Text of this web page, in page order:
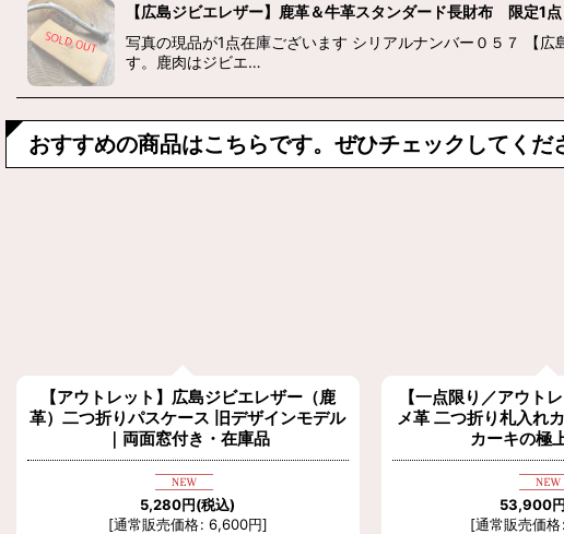
【広島ジビエレザー】鹿革＆牛革スタンダード長財布 限定1点
写真の現品が1点在庫ございます シリアルナンバー０５７ 【
す。鹿肉はジビエ…
おすすめの商品はこちらです。ぜひチェックしてくだ
【アウトレット】広島ジビエレザー（鹿
革）二つ折りパスケース 旧デザインモデル
｜両面窓付き・在庫品
5,280円(税込)
[通常販売価格: 6,600円]
【一点限り／アウト
メ革 二つ折り札入れ
カーキの極
53,900円
[通常販売価格: